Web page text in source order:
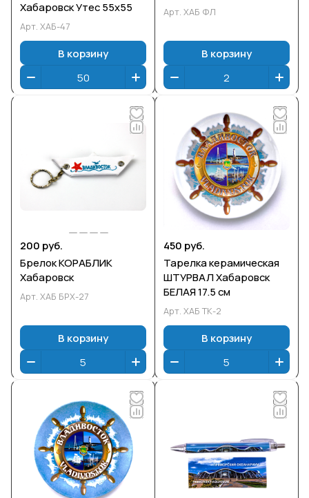
Хабаровск Утес 55х55
Арт. ХАБ-47
В корзину
Арт. ХАБ ФЛ
В корзину
200 руб.
Брелок КОРАБЛИК
Хабаровск
Арт. ХАБ БРХ-27
В корзину
450 руб.
Тарелка керамическая
ШТУРВАЛ Хабаровск
БЕЛАЯ 17.5 см
Арт. ХАБ ТК-2
В корзину